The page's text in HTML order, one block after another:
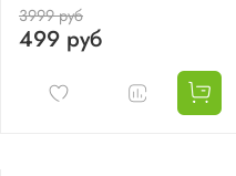
3999 руб
499 руб